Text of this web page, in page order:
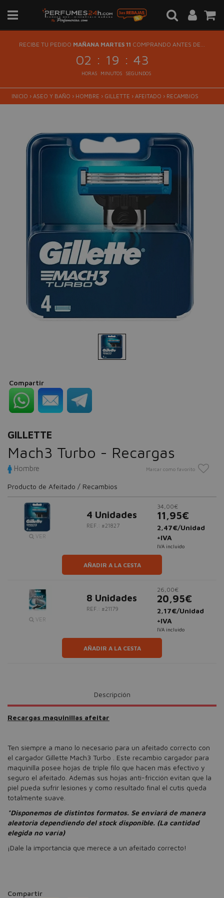
RECIBE TU PEDIDO MAÑANA MARTES 11 COMPRANDO ANTES DE...
02 : 19 : 42
HORAS MINUTOS SEGUNDOS
INICIO › ASEO Y BAÑO › HOMBRE › GILLETTE › AFEITADO › RECAMBIOS
Compartir
GILLETTE
Mach3 Turbo - Recargas
Hombre Marcar como favorito
Producto de Afeitado / Recambios
VER
4 Unidades
REF.: #21827
34,00€
11,95€
2,47€/Unidad
+IVA
IVA incluido
AÑADIR A LA CESTA
VER
8 Unidades
REF.: #21179
26,00€
20,95€
2,17€/Unidad
+IVA
IVA incluido
AÑADIR A LA CESTA
Descripción
Recargas maquinillas afeitar
Ten siempre a mano lo necesario para un afeitado correcto con
el cargador Gillette Mach3 Turbo . Este recambio cargador para
maquinilla posee hojas de triple filo que hacen más efectivo y
seguro el afeitado. Además sus hojas anti-fricción evitan que la
piel pueda sufrir lesiones y como resultado final el cutis queda
totalmente suave.
*Disponemos de distintos formatos. Se enviará de manera
aleatoria dependiendo del stock disponible. (La cantidad
elegida no varía)
¡Dale la importancia que merece a un afeitado correcto!
Compartir